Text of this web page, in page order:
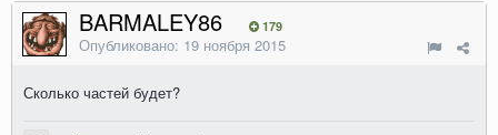
BARMALEY86 179
Опубликовано: 19 ноября 2015
Сколько частей будет?